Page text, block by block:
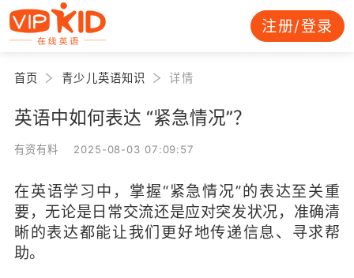
注册/登录
首页 青少儿英语知识 详情
英语中如何表达 “紧急情况”？
有资有料 2025-08-03 07:09:57
在英语学习中，掌握“紧急情况”的表达至关重
要，无论是日常交流还是应对突发状况，准确清
晰的表达都能让我们更好地传递信息、寻求帮
助。